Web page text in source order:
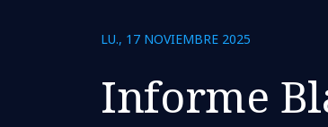
LU., 17 NOVIEMBRE 2025
Informe